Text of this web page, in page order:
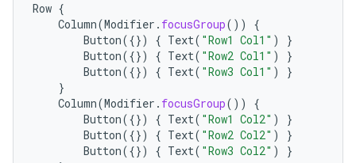
Row {
Column(Modifier . focusGroup())
{
Button({}) { Text( "Row1 Col1" )
}
Button({}) { Text( "Row2 Col1" )
}
Button({}) { Text( "Row3 Col1" )
}
}
Column(Modifier . focusGroup())
{
Button({}) { Text( "Row1 Col2" )
}
Button({}) { Text( "Row2 Col2" )
}
Button({}) { Text( "Row3 Col2" )
}